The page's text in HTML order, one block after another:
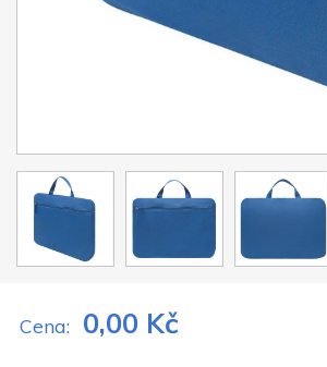
Cena: 0,00 Kč